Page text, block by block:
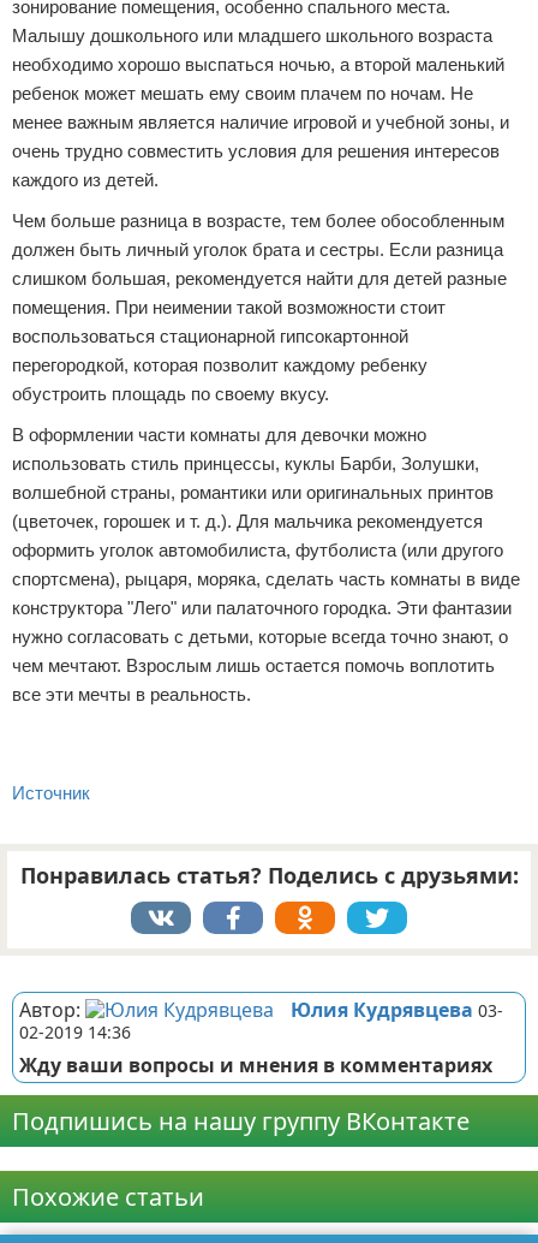
зонирование помещения, особенно спального места.
Малышу дошкольного или младшего школьного возраста
необходимо хорошо выспаться ночью, а второй маленький
ребенок может мешать ему своим плачем по ночам. Не
менее важным является наличие игровой и учебной зоны, и
очень трудно совместить условия для решения интересов
каждого из детей.
Чем больше разница в возрасте, тем более обособленным
должен быть личный уголок брата и сестры. Если разница
слишком большая, рекомендуется найти для детей разные
помещения. При неимении такой возможности стоит
воспользоваться стационарной гипсокартонной
перегородкой, которая позволит каждому ребенку
обустроить площадь по своему вкусу.
В оформлении части комнаты для девочки можно
использовать стиль принцессы, куклы Барби, Золушки,
волшебной страны, романтики или оригинальных принтов
(цветочек, горошек и т. д.). Для мальчика рекомендуется
оформить уголок автомобилиста, футболиста (или другого
спортсмена), рыцаря, моряка, сделать часть комнаты в виде
конструктора "Лего" или палаточного городка. Эти фантазии
нужно согласовать с детьми, которые всегда точно знают, о
чем мечтают. Взрослым лишь остается помочь воплотить
все эти мечты в реальность.
Источник
Понравилась статья? Поделись с друзьями:
Автор: Юлия Кудрявцева 03-
02-2019 14:36
Жду ваши вопросы и мнения в комментариях
Подпишись на нашу группу ВКонтакте
Похожие статьи